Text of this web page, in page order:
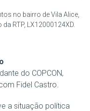
no bairro de Vila Alice,
RTP, LX12000124XD.
do COPCON,
Fidel Castro.
a situação política